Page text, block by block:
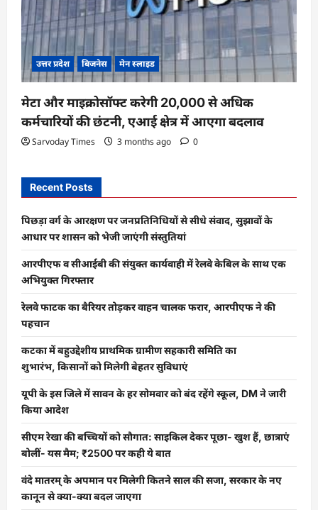
उत्तर प्रदेश बिजनेस मेन स्लाइड
मेटा और माइक्रोसॉफ्ट करेगी 20,000 से अधिक
कर्मचारियों की छंटनी, एआई क्षेत्र में आएगा बदलाव
Sarvoday Times 3 months ago 0
Recent Posts
पिछड़ा वर्ग के आरक्षण पर जनप्रतिनिधियों से सीधे संवाद, सुझावों के
आधार पर शासन को भेजी जाएंगी संस्तुतियां
आरपीएफ व सीआईबी की संयुक्त कार्यवाही में रेलवे केबिल के साथ एक
अभियुक्त गिरफ्तार
रेलवे फाटक का बैरियर तोड़कर वाहन चालक फरार, आरपीएफ ने की
पहचान
कटका में बहुउद्देशीय प्राथमिक ग्रामीण सहकारी समिति का
शुभारंभ, किसानों को मिलेगी बेहतर सुविधाएं
यूपी के इस जिले में सावन के हर सोमवार को बंद रहेंगे स्कूल, DM ने जारी
किया आदेश
सीएम रेखा की बच्चियों को सौगात: साइकिल देकर पूछा- खुश हैं, छात्राएं
बोलीं- यस मैम; ₹2500 पर कही ये बात
वंदे मातरम् के अपमान पर मिलेगी कितने साल की सजा, सरकार के नए
कानून से क्या-क्या बदल जाएगा